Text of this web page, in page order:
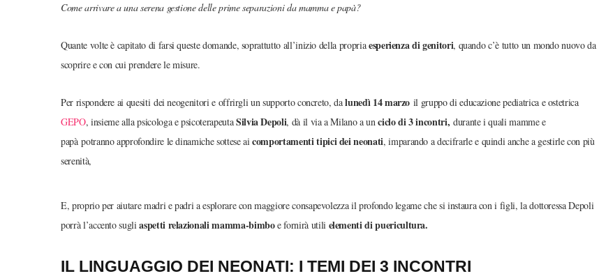
Come arrivare a una serena gestione delle prime separazioni da mamma e papà?
Quante volte è capitato di farsi queste domande, soprattutto all’inizio della propriaesperienza di genitori, quando c’è tutto un mondo nuovo da
scoprire e con cui prendere le misure.
Per rispondere ai quesiti dei neogenitori e offrirgli un supporto concreto, dalunedì 14 marzo il gruppo di educazione pediatrica e ostetrica
GEPO, insieme alla psicologa e psicoterapeutaSilvia Depoli, dà il via a Milano a unciclo di 3 incontri, durante i quali mamme e
papà potranno approfondire le dinamiche sottese aicomportamenti tipici dei neonati, imparando a decifrarle e quindi anche a gestirle con più
serenità,
E, proprio per aiutare madri e padri a esplorare con maggiore consapevolezza il profondo legame che si instaura con i figli, la dottoressa Depoli
porrà l’accento sugliaspetti relazionali mamma-bimboe fornirà utili elementi di puericultura.
IL LINGUAGGIO DEI NEONATI: I TEMI DEI 3 INCONTRI